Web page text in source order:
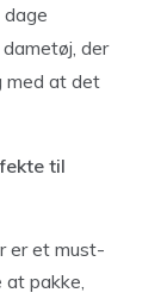
der
med at det
til
er et must-
pakke,